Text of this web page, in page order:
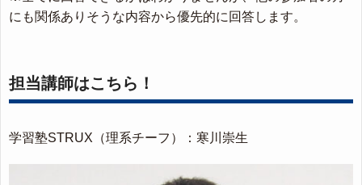
にも関係ありそうな内容から優先的に回答します。
担当講師はこちら！
学習塾STRUX（理系チーフ）：寒川崇生